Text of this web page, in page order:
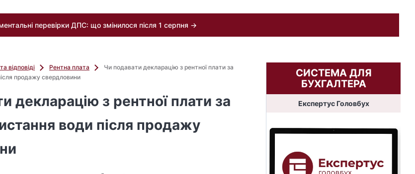
перевірки ДПС: що змінилося після 1 серпня →
відповіді Рентна плата
Чи подавати декларацію з рентної плати за
продажу свердловини
декларацію з рентної плати за
води після продажу
СИСТЕМА ДЛЯ
БУХГАЛТЕРА
Експертус Головбух